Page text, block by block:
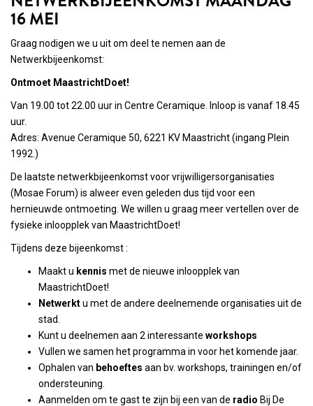
16 MEI
Graag nodigen we u uit om deel te nemen aan de
Netwerkbijeenkomst:
Ontmoet MaastrichtDoet!
Van 19.00 tot 22.00 uur in Centre Ceramique. Inloop is vanaf 18.45
uur.
Adres: Avenue Ceramique 50, 6221 KV Maastricht (ingang Plein
1992.)
De laatste netwerkbijeenkomst voor vrijwilligersorganisaties
(Mosae Forum) is alweer even geleden dus tijd voor een
hernieuwde ontmoeting. We willen u graag meer vertellen over de
fysieke inloopplek van MaastrichtDoet!
Tijdens deze bijeenkomst :
Maakt u kennis met de nieuwe inloopplek van
MaastrichtDoet!
Netwerktu met de andere deelnemende organisaties uit de
stad.
Kunt u deelnemen aan 2 interessante workshops
Vullen we samen het programma in voor het komende jaar.
Ophalen van behoeftes aan bv. workshops, trainingen en/of
ondersteuning.
Aanmelden om te gast te zijn bij een van de radio Bij De